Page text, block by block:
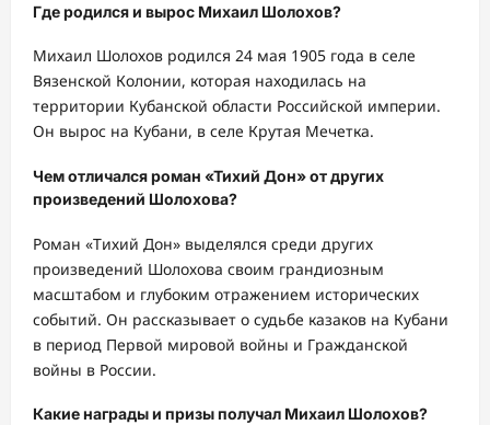
Где родился и вырос Михаил Шолохов?
Михаил Шолохов родился 24 мая 1905 года в селе
Вязенской Колонии, которая находилась на
территории Кубанской области Российской империи.
Он вырос на Кубани, в селе Крутая Мечетка.
Чем отличался роман «Тихий Дон» от других
произведений Шолохова?
Роман «Тихий Дон» выделялся среди других
произведений Шолохова своим грандиозным
масштабом и глубоким отражением исторических
событий. Он рассказывает о судьбе казаков на Кубани
в период Первой мировой войны и Гражданской
войны в России.
Какие награды и призы получал Михаил Шолохов?